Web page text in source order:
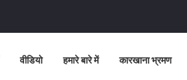
वीडियो हमारे बारे में कारखाना भ्रमण